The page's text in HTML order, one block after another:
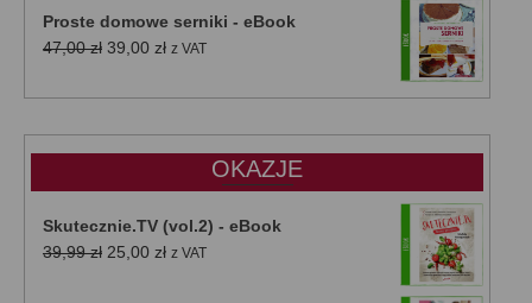
Proste domowe serniki - eBook
47,00zł Pierwotna
wynosiła:
39,00 złAktualna
wynosi:
z VAT
OKAZJE
Skutecznie.TV (vol.2) - eBook
39,99zł Pierwotna
25,00 złAktualna
z VAT